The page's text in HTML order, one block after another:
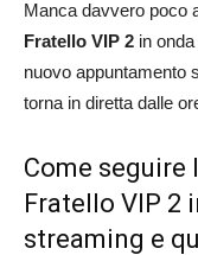
Manca davvero poco
Fratello VIP 2 in
nuovo appuntamento
torna in diretta dalle
Come seguire
Fratello VIP 2
streaming e